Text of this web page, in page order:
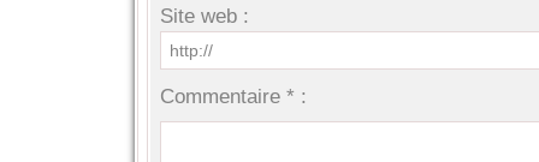
Site web :
Commentaire * :